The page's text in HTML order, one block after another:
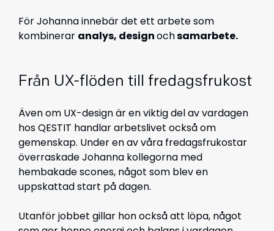
För Johanna innebär det ett arbete som
kombinerar analys, designochsamarbete.
Från UX-flöden till fredagsfrukost
Även om UX-design är en viktig del av vardagen
hos QESTIT handlar arbetslivet också om
gemenskap. Under en av våra fredagsfrukostar
överraskade Johanna kollegorna med
hembakade scones, något som blev en
uppskattad start på dagen.
Utanför jobbet gillar hon också att löpa, något